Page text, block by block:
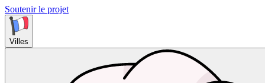
Soutenir le projet
Villes